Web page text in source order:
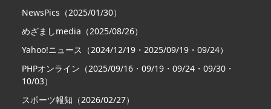
NewsPics（2025/01/30）
めざましmedia（2025/08/26）
Yahoo!ニュース（2024/12/19・2025/09/19・09/24）
PHPオンライン（2025/09/16・09/19・09/24・09/30・
10/03）
スポーツ報知（2026/02/27）